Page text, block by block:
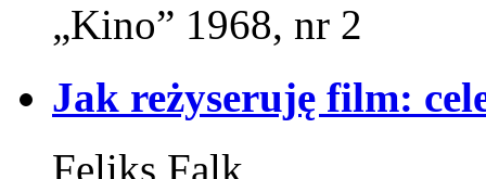
„Kino” 1968, nr 2
Jak reżyseruję film:
Feliks Falk